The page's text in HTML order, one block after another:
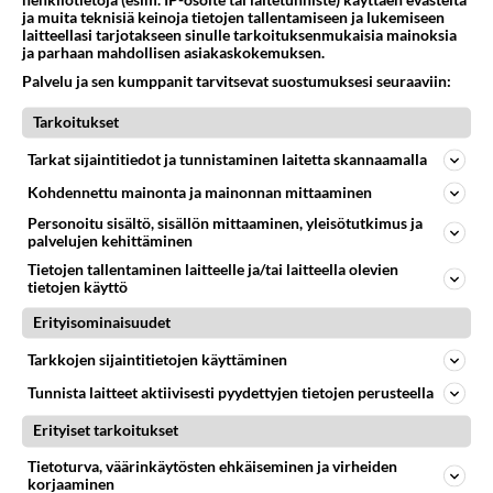
loppumaidot Kelan piikkiin.
Äänestä
kumppanit
2008-08-03 21:28:19
meillä oli päällä myös vilja-allergia.siksi oireet
jatkui(vihreet,limaiset,löysät kakat,haju ym.)
almironin ja imetyksen lopetuksen jälkeen.sinuna
kyselisin lääkäriltä asiaa.
Äänestä Kommentoi
Kommentoi aloitusta...
Ketjusta on poistettu0sääntöjenvastaista viestiä.
ja muita teknisiä keinoja tietojen tallentamiseen ja lukemiseen
laitteellasi tarjotakseen sinulle tarkoituksenmukaisia mainoksia
ja parhaan mahdollisen asiakaskokemuksen.
Palvelu ja sen kumppanit tarvitsevat suostumuksesi seuraaviin:
Tarkoitukset
Tarkat sijaintitiedot ja tunnistaminen laitetta skannaamalla
Kohdennettu mainonta ja mainonnan mittaaminen
Personoitu sisältö, sisällön mittaaminen, yleisötutkimus ja
palvelujen kehittäminen
Tietojen tallentaminen laitteelle ja/tai laitteella olevien
tietojen käyttö
Erityisominaisuudet
Tarkkojen sijaintitietojen käyttäminen
Tunnista laitteet aktiivisesti pyydettyjen tietojen perusteella
Erityiset tarkoitukset
Tietoturva, väärinkäytösten ehkäiseminen ja virheiden
korjaaminen